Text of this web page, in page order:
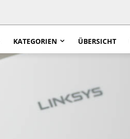
KATEGORIEN ÜBERSICHT